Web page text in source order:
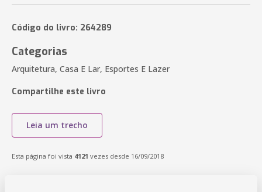
Código do livro: 264289
Categorias
Arquitetura, Casa E Lar, Esportes E Lazer
Compartilhe este livro
Leia um trecho
Esta página foi vista 4121 vezes desde 16/09/2018